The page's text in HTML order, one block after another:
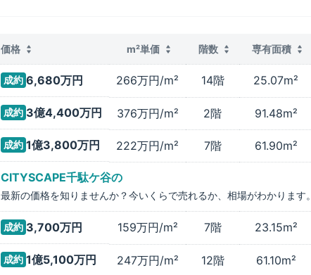
価格 m²単価 階数 専有面積
成約 6,680万円 266万円/m² 14階 25.07m²
成約 3億4,400万円 376万円/m² 2階 91.48m²
成約 1億3,800万円 222万円/m² 7階 61.90m²
CITYSCAPE千駄ケ谷の
最新の価格を知りませんか？今いくらで売れるか、相場がわかります。
成約 3,700万円 159万円/m² 7階 23.15m²
成約 1億5,100万円 247万円/m² 12階 61.10m²